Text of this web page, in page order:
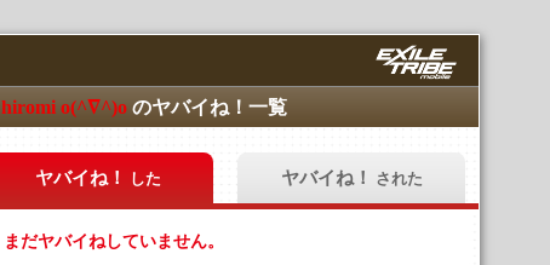
hiromi o(^∇^)o のヤバイね！一覧
ヤバイね！ した ヤバイね！ された
まだヤバイねしていません。